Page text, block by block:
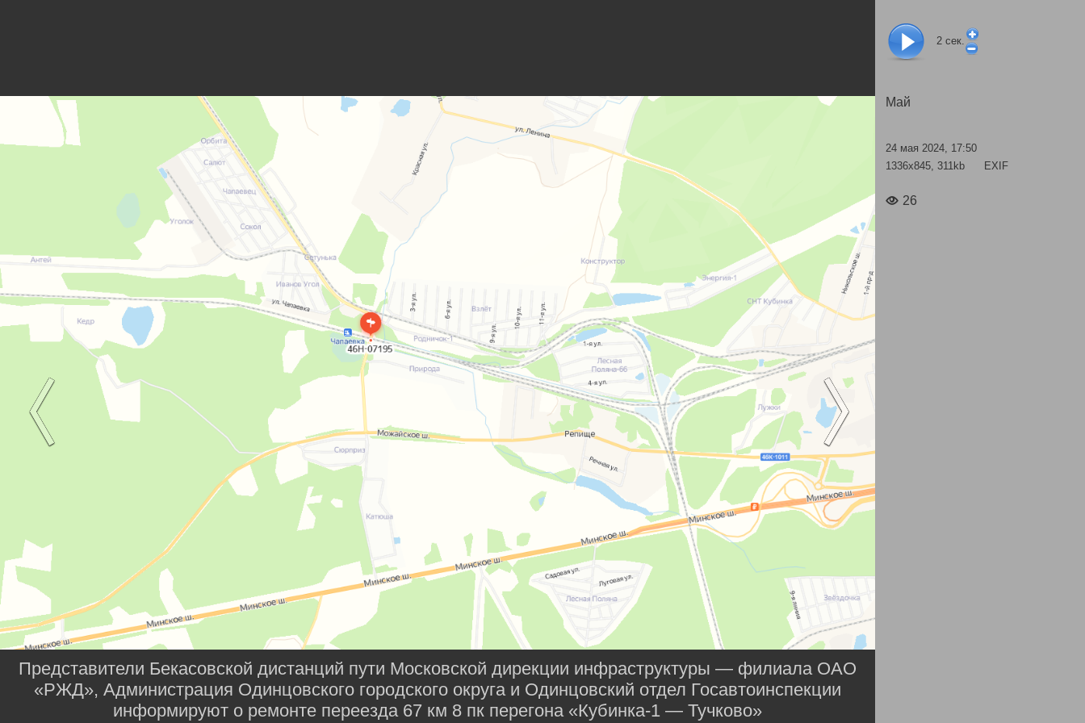
2 сек.
Май
24 мая 2024, 17:50
1336x845, 311kb
EXIF
26
Представители Бекасовской дистанций пути Московской дирекции инфраструктуры — филиала ОАО
«РЖД», Администрация Одинцовского городского округа и Одинцовский отдел Госавтоинспекции
информируют о ремонте переезда 67 км 8 пк перегона «Кубинка-1 — Тучково»